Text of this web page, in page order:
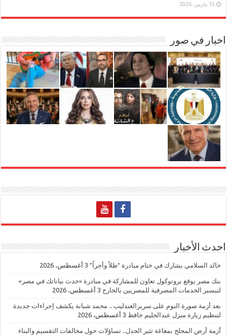
15 مارس، 2026
اخبار في صور
احدث الأخبار
خالد السلامي يشارك في ختام مبادرة “ظلاً وأجراً” 3 أغسطس، 2026
بنك مصر يوقع بروتوكول تعاون للمشاركة في مبادرة «حدث بياناتك في مصر»
لتيسير الخدمات المصرفية للمصريين بالخارج 3 أغسطس، 2026
بعد أزمة صورة النوم على سريرالعندليب .. محمد شبانة يكشف إجراءات جديدة
لتنظيم زيارة منزل عبدالحليم حافظ 3 أغسطس، 2026
أزمة أرض المحلج بمغاغة تثير الجدل.. تساؤلات حول مخالفات التقسيم والبناء